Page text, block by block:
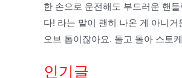
한 손으로 운전해도 부드러운 핸
다! 라는 말이 괜히 나온 게 아니
오브 톱이잖아요. 돌고 돌아 스토
인기글